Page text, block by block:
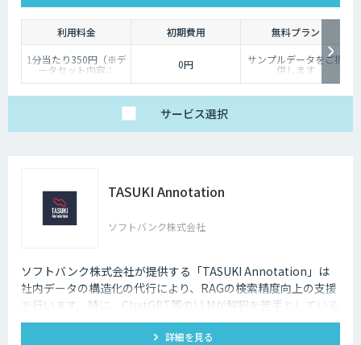
利用料金 初期費用
無料プラン
1分当たり350円（※デ
ータセット内容：
wav/txt/eaf）
0円 サンプルデータをご提
供します
サービス選択
TASUKI Annotation
ソフトバンク株式会社
ソフトバンク株式会社が提供する「TASUKI Annotation」は
社内データの構造化の代行により、RAGの検索精度向上の支援
を行います。特に、ChatGPT等のLLMが解釈を苦手としている
図表などの情報も回答させることが可能になります。
詳細を見る